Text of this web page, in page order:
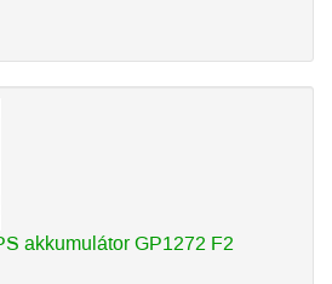
akkumulátor GP1272 F2